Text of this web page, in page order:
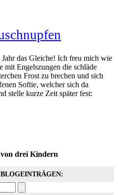
Jahr das Gleiche! Ich freu mich wie
mit Engelszungen die schläde
Frost zu brechen und sich
Softie, welcher sich da
stelle kurze Zeit später fest:
drei Kindern